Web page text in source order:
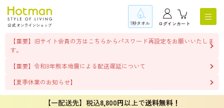
1秒タオル ログインカート
【重要】旧サイト会員の方はこちらからパスワード再設定をお願いいたしま
す。
【重要】令和8年熊本地震による配送遅延について
【夏季休業のお知らせ】
【一配送先】税込8,800円以上で送料無料！